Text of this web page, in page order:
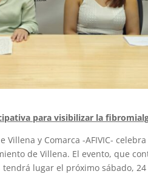
para visibilizar la
Villena y Comarca -AFIVIC-
de Villena. El evento, que
lugar el próximo sábado, 24